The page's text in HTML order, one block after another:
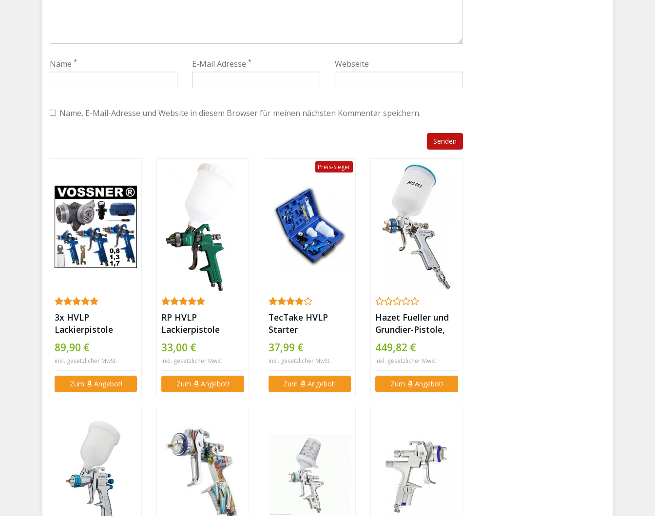
Name * E-Mail Adresse* Webseite
Name, E-Mail-Adresse und Website in diesem Browser für meinen nächsten Kommentar speichern.
3x HVLP
Lackierpistole
0,8mm + 1,3mm +
1,7mm +
Lackiermaske
89,90 €
inkl. gesetzlicher MwSt.
Zum Angebot!
RP HVLP
Lackierpistole
Sprühpistole RP
Spritzpistole für
Autolack
(Düsengröße:
2,0mm)
33,00 €
inkl. gesetzlicher MwSt.
Zum Angebot!
Preis-Sieger
TecTake HVLP
Starter
Lackierpistolen Set
+ Koffer
37,99 €
inkl. gesetzlicher MwSt.
Zum Angebot!
Hazet Fueller und
Grundier-Pistole,
9132-17
449,82 €
inkl. gesetzlicher MwSt.
Zum Angebot!